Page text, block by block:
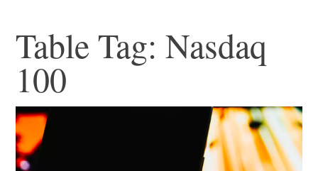
Table Tag:Nasdaq
100